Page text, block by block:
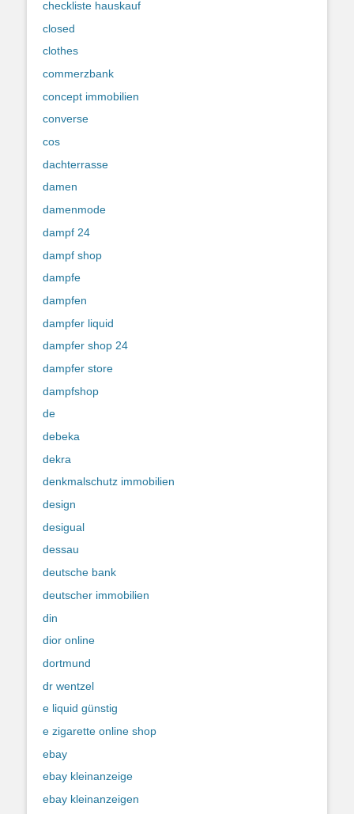
checkliste hauskauf
closed
clothes
commerzbank
concept immobilien
converse
cos
dachterrasse
damen
damenmode
dampf 24
dampf shop
dampfe
dampfen
dampfer liquid
dampfer shop 24
dampfer store
dampfshop
de
debeka
dekra
denkmalschutz immobilien
design
desigual
dessau
deutsche bank
deutscher immobilien
din
dior online
dortmund
dr wentzel
e liquid günstig
e zigarette online shop
ebay
ebay kleinanzeige
ebay kleinanzeigen